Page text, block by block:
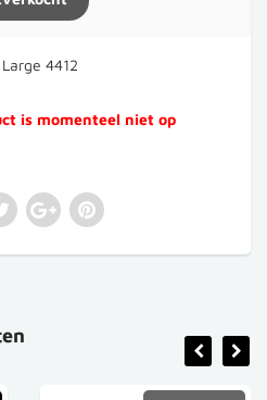
4412
is momenteel niet op